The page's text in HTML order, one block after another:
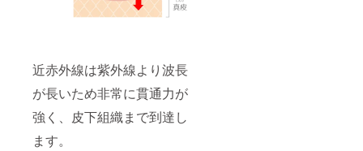
近赤外線は紫外線より波長
が長いため非常に貫通力が
強く、皮下組織まで到達し
ます。